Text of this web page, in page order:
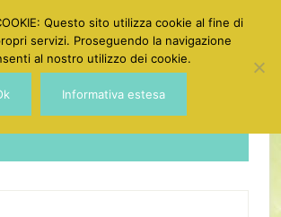
Dotgirl
Questo sito utilizza cookie al fine di
servizi. Proseguendo la navigazione
al nostro utilizzo dei cookie.
Informativa estesa